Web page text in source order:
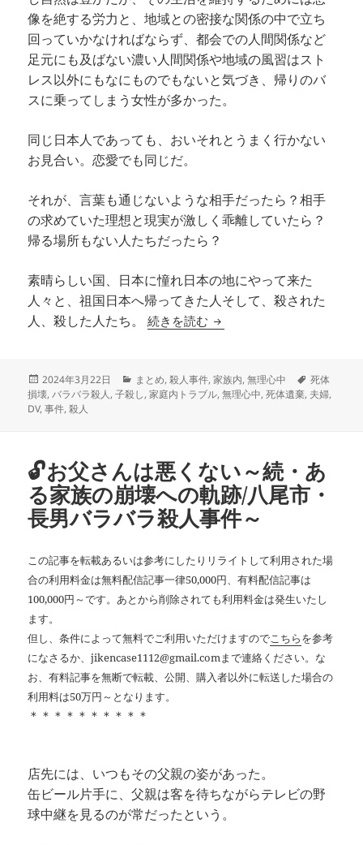
像を絶する労力と、地域との密接な関係の中で立ち
回っていかなければならず、都会での人間関係など
足元にも及ばない濃い人間関係や地域の風習はスト
レス以外にもなにものでもないと気づき、帰りのバ
スに乗ってしまう女性が多かった。
同じ日本人であっても、おいそれとうまく行かない
お見合い。恋愛でも同じだ。
それが、言葉も通じないような相手だったら？相手
の求めていた理想と現実が激しく乖離していたら？
帰る場所もない人たちだったら？
素晴らしい国、日本に憧れ日本の地にやって来た
人々と、祖国日本へ帰ってきた人そして、殺された
人、殺した人たち。
続きを読む かしの樹の下で～中国人
投
稿
日:
2024年3月22日
カ
テ
まとめ,殺人事件,家族内,無理心中
タ
グ
死体
損壊,バラバラ殺人,子殺し,家庭内トラブル,無理心中,死体遺棄, 夫婦,
DV,事件,殺人
🔓お父さんは悪くない～続・あ
る家族の崩壊への軌跡/八尾市・
長男バラバラ殺人事件～
この記事を転載あるいは参考にしたりリライトして利用された場
合の利用料金は無料配信記事一律50,000円、有料配信記事は
100,000円～です。あとから削除されても利用料金は発生いたし
ます。
但し、条件によって無料でご利用いただけますのでこちらを参考
になさるか、jikencase1112@gmail.comまで連絡ください。な
お、有料記事を無断で転載、公開、購入者以外に転送した場合の
利用料は50万円～となります。
＊＊＊＊＊＊＊＊＊＊
店先には、いつもその父親の姿があった。
缶ビール片手に、父親は客を待ちながらテレビの野
球中継を見るのが常だったという。